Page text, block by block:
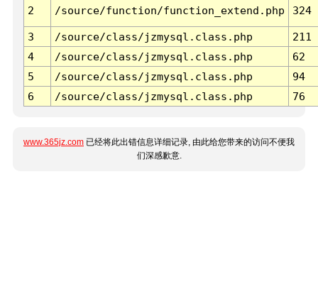
2 /source/function/function_extend.php 324
3 /source/class/jzmysql.class.php
211
4
/source/class/jzmysql.class.php
62
5
/source/class/jzmysql.class.php
94
6
/source/class/jzmysql.class.php 76
www.365jz.com 已经将此出错信息详细记录, 由此给您带来的访问不便我
们深感歉意.